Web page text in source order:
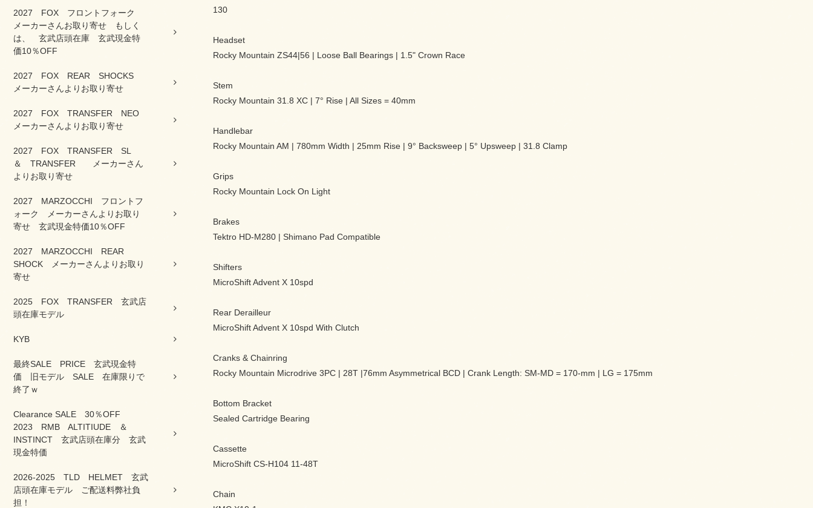
2027 FOX フロントフォーク
メーカーさんお取り寄せ もしく
は、 玄武店頭在庫 玄武現金特
価10％OFF
2027 FOX REAR SHOCKS
メーカーさんよりお取り寄せ
2027 FOX TRANSFER NEO
メーカーさんよりお取り寄せ
2027 FOX TRANSFER SL
＆ TRANSFER メーカーさん
よりお取り寄せ
2027 MARZOCCHI フロントフ
ォーク メーカーさんよりお取り
寄せ 玄武現金特価10％OFF
2027 MARZOCCHI REAR
SHOCK メーカーさんよりお取り
寄せ
2025 FOX TRANSFER 玄武店
頭在庫モデル
KYB
最終SALE PRICE 玄武現金特
価 旧モデル SALE 在庫限りで
終了ｗ
Clearance SALE 30％OFF
2023 RMB ALTITIUDE ＆
INSTINCT 玄武店頭在庫分 玄武
現金特価
2026-2025 TLD HELMET 玄武
店頭在庫モデル ご配送料弊社負
担！
130
Headset
Rocky Mountain ZS44|56 | Loose Ball Bearings | 1.5" Crown Race
Stem
Rocky Mountain 31.8 XC | 7° Rise | All Sizes = 40mm
Handlebar
Rocky Mountain AM | 780mm Width | 25mm Rise | 9° Backsweep | 5° Upsweep | 31.8 Clamp
Grips
Rocky Mountain Lock On Light
Brakes
Tektro HD-M280 | Shimano Pad Compatible
Shifters
MicroShift Advent X 10spd
Rear Derailleur
MicroShift Advent X 10spd With Clutch
Cranks & Chainring
Rocky Mountain Microdrive 3PC | 28T |76mm Asymmetrical BCD | Crank Length: SM-MD = 170-mm | LG = 175mm
Bottom Bracket
Sealed Cartridge Bearing
Cassette
MicroShift CS-H104 11-48T
Chain